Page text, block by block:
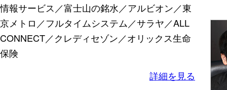
情報サービス／富士山の銘水／アルビオン／東
京メトロ／フルタイムシステム／サラヤ／ALL
CONNECT／クレディセゾン／オリックス生命
保険
詳細を見る